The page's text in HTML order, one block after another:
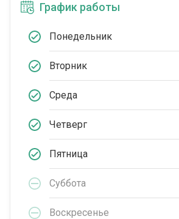
График работы
Понедельник
Вторник
Среда
Четверг
Пятница
Суббота
Воскресенье